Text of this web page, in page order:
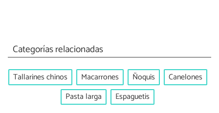
Categorías relacionadas
Tallarines chinos Macarrones Ñoquis
Canelones
Pasta larga
Espaguetis